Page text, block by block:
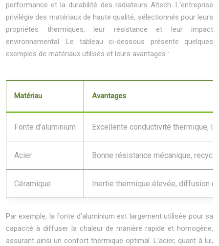
performance et la durabilité des radiateurs Altech. L’entreprise
privilégie des matériaux de haute qualité, sélectionnés pour leurs
propriétés thermiques, leur résistance et leur impact
environnemental. Le tableau ci-dessous présente quelques
exemples de matériaux utilisés et leurs avantages :
Matériau Avantages
Fonte d’aluminium Excellente conductivité thermique,
Acier Bonne résistance mécanique,
Céramique Inertie thermique élevée, diffusion
Par exemple, la fonte d’aluminium est largement utilisée pour sa
capacité à diffuser la chaleur de manière rapide et homogène,
assurant ainsi un confort thermique optimal. L’acier, quant à lui,